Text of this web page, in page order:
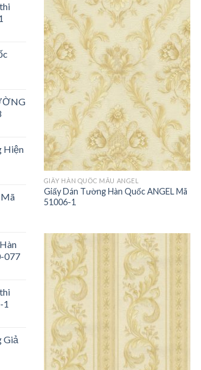
Hiện
077
1
Giả
GIẤY HÀN QUỐC MẪU ANGEL
Giấy Dán Tường Hàn Quốc ANGEL Mã
51006-1